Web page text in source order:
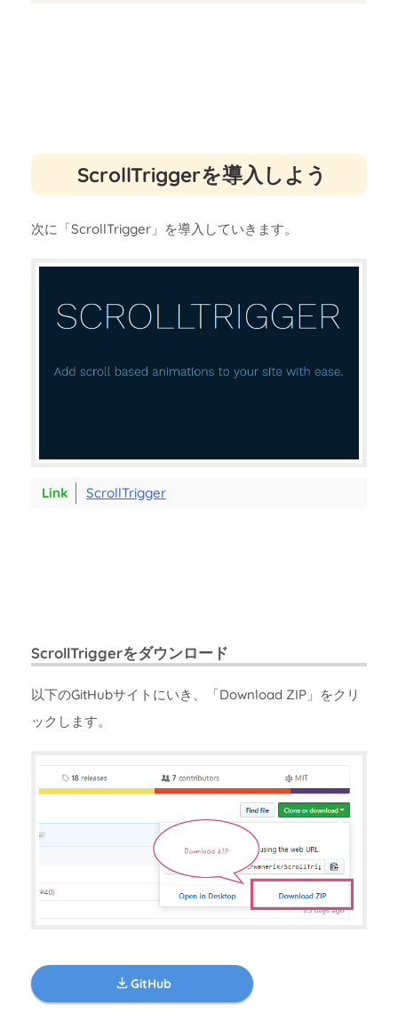
ScrollTriggerを導入しよう
次に「ScrollTrigger」を導入していきます。
ScrollTrigger
ScrollTriggerをダウンロード
以下のGitHubサイトにいき、「Download ZIP」をクリ
ックします。
GitHub